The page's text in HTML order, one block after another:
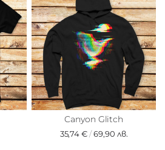
Canyon Glitch
35,74 €/69,90 лв.